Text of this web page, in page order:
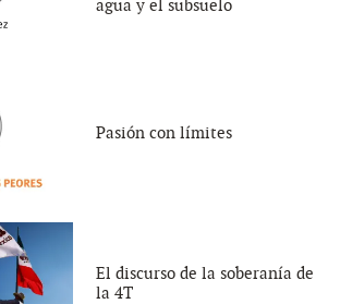
agua y el subsuelo
Pasión con límites
El discurso de la soberanía de
la 4T